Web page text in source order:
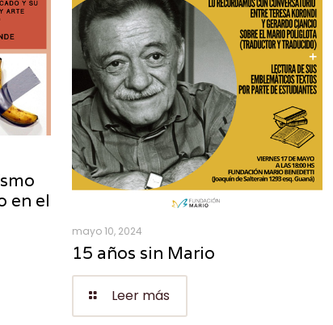
en el
mayo 10, 2024
15 años sin Mario
Leer más